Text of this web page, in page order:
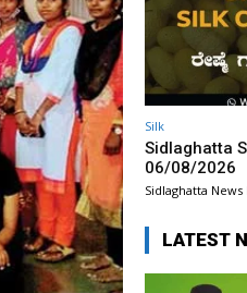
Silk
Sidlaghatta
06/08/2026
Sidlaghatta News
LATEST